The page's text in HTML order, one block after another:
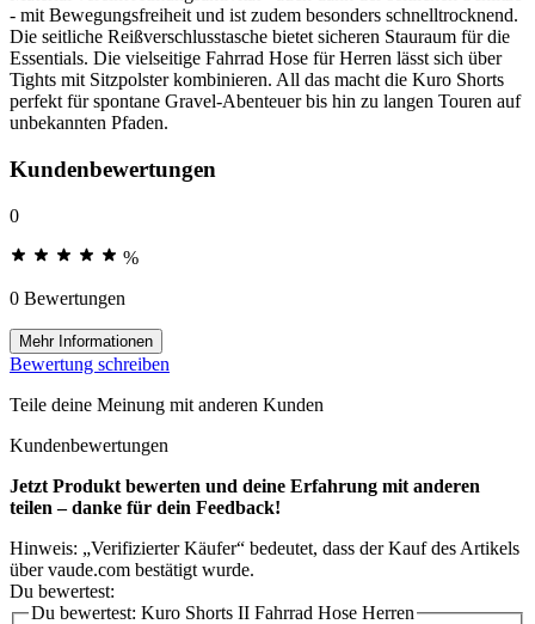
- mit Bewegungsfreiheit und ist zudem besonders schnelltrocknend.
Die seitliche Reißverschlusstasche bietet sicheren Stauraum für die
Essentials. Die vielseitige Fahrrad Hose für Herren lässt sich über
Tights mit Sitzpolster kombinieren. All das macht die Kuro Shorts
perfekt für spontane Gravel-Abenteuer bis hin zu langen Touren auf
unbekannten Pfaden.
Kundenbewertungen
0
%
0 Bewertungen
Mehr Informationen
Bewertung schreiben
Teile deine Meinung mit anderen Kunden
Kundenbewertungen
Jetzt Produkt bewerten und deine Erfahrung mit anderen
teilen – danke für dein Feedback!
Hinweis: „Verifizierter Käufer“ bedeutet, dass der Kauf des Artikels
über vaude.com bestätigt wurde.
Du bewertest:
Du bewertest: Kuro Shorts II Fahrrad Hose Herren